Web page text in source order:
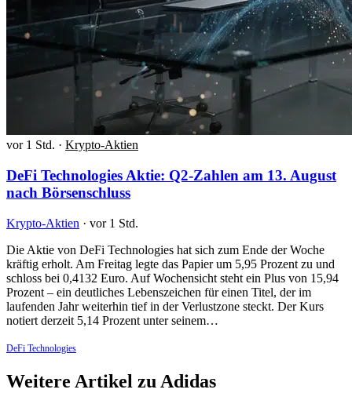
vor 1 Std. · Krypto-Aktien
DeFi Technologies Aktie: Q2-Zahlen am 13. August
nach Börsenschluss
Krypto-Aktien · vor 1 Std.
Die Aktie von DeFi Technologies hat sich zum Ende der Woche
kräftig erholt. Am Freitag legte das Papier um 5,95 Prozent zu und
schloss bei 0,4132 Euro. Auf Wochensicht steht ein Plus von 15,94
Prozent – ein deutliches Lebenszeichen für einen Titel, der im
laufenden Jahr weiterhin tief in der Verlustzone steckt. Der Kurs
notiert derzeit 5,14 Prozent unter seinem…
DeFi Technologies
Weitere Artikel zu Adidas